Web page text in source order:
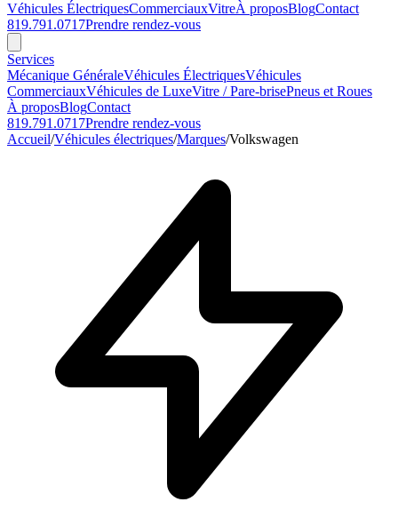
Véhicules ÉlectriquesCommerciauxVitreÀ proposBlogContact
819.791.0717Prendre rendez-vous
Services
Mécanique GénéraleVéhicules ÉlectriquesVéhicules
CommerciauxVéhicules de LuxeVitre / Pare-brisePneus et Roues
À proposBlogContact
819.791.0717Prendre rendez-vous
Accueil/Véhicules électriques/Marques/Volkswagen